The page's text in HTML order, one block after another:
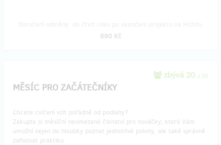
890 Kč
zbývá 20 z 30
MĚSÍC PRO ZAČÁTEČNÍKY
Chcete cvičení vzít pořádně od podlahy?
Zakupte si měsíční neomezené členství pro nováčky, které Vám
umožní nejen do hloubky poznat jednotlivé polohy, ale také správně
zafixovat praktiku.